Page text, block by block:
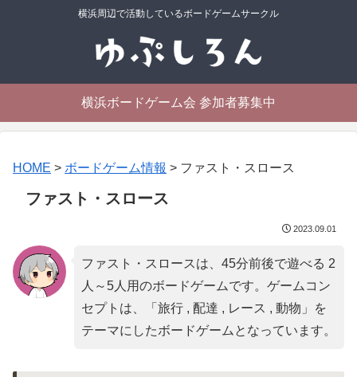
横浜周辺で活動しているボードゲームサークル
横浜ボードゲーム会 参加者募集中
HOME > ボードゲーム情報 > ファスト・スロース
ファスト・スロース
2023.09.01
ファスト・スロースは、45分前後で遊べる 2
人～5人用のボードゲームです。ゲームコン
セプトは、「 旅行 , 配達 , レース , 動物 」を
テーマにしたボードゲームとなっています。